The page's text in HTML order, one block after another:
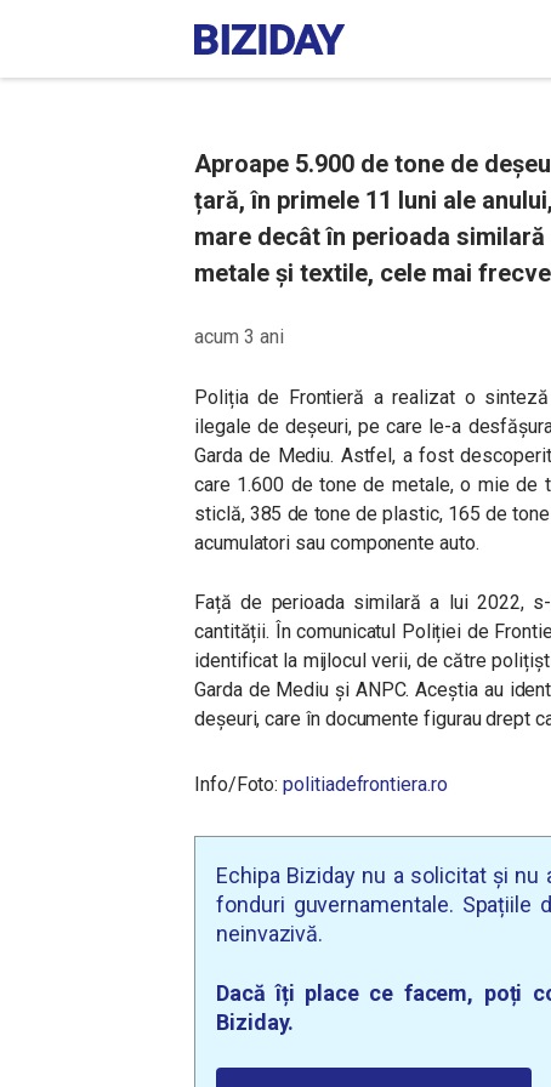
Aproape 5.900 de tone de
țară, în primele 11 luni ale
mare decât în perioada
metale și textile, cele mai
acum 3 ani
Poliția de Frontieră a realizat o
ilegale de deșeuri, pe care le-a
Garda de Mediu. Astfel, a fost
care 1.600 de tone de metale, o mie
sticlă, 385 de tone de plastic, 165 de
acumulatori sau componente auto.
Față de perioada similară a lui 2022,
cantității. În comunicatul Poliției de
identificat la mijlocul verii, de către
Garda de Mediu și ANPC. Aceștia au
deșeuri, care în documente figurau drept
Info/Foto:politiadefrontiera.ro
Echipa Biziday nu a solicitat și
fonduri guvernamentale. Spațiile
neinvazivă.
Dacă îți place ce facem, poți
Biziday.